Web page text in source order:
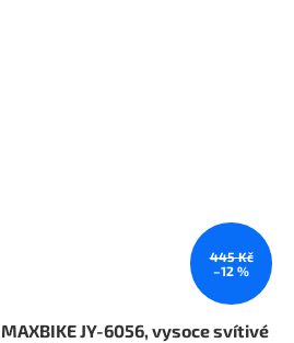
445 Kč
–12 %
JY-6056, vysoce svítivé